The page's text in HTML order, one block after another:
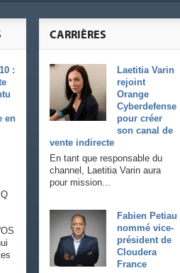
CARRIÈRES
Laetitia Varin
rejoint
Orange
Cyberdefense
pour créer
son canal de
vente indirecte
En tant que responsable du
channel, Laetitia Varin aura
pour mission...
Fabien Petiau
nommé vice-
président de
Cloudera
France
:
en